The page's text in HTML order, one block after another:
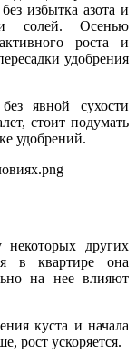
избытка азота и
солей. Осенью
роста и
удобрения
явной сухости
стоит подумать
удобрений.
других
в квартире она
на нее влияют
куста и начала
рост ускоряется.